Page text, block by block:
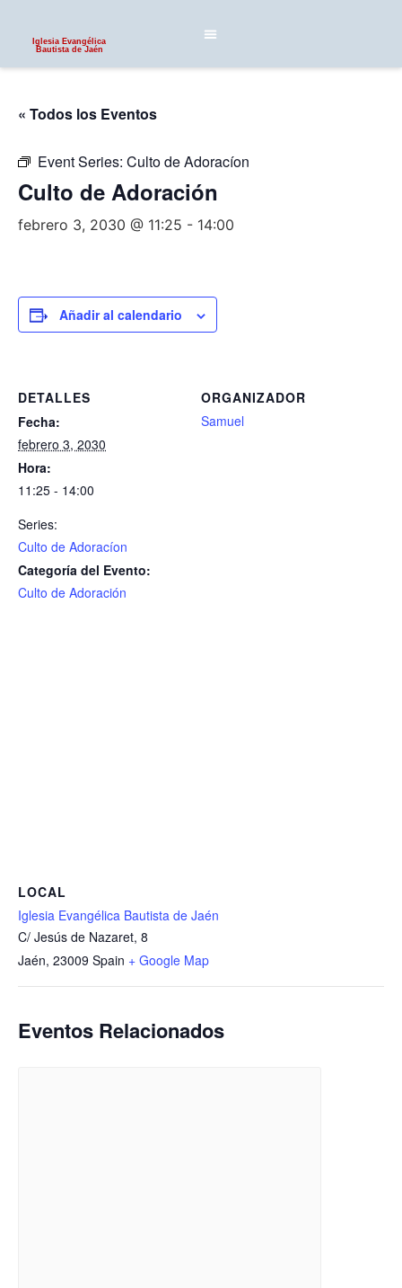
Iglesia Evangélica
Bautista de Jaén
« Todos los Eventos
Event Series: Culto de Adoracíon
Culto de Adoración
febrero 3, 2030 @ 11:25 - 14:00
Añadir al calendario
DETALLES
Fecha:
febrero 3, 2030
Hora:
11:25 - 14:00
Series:
Culto de Adoracíon
Categoría del Evento:
Culto de Adoración
ORGANIZADOR
Samuel
LOCAL
Iglesia Evangélica Bautista de Jaén
C/ Jesús de Nazaret, 8
Jaén, 23009 Spain + Google Map
Eventos Relacionados